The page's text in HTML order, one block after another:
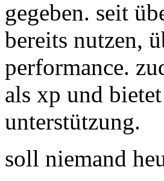
gegeben. seit
bereits nutzen,
performance.
als xp und
unterstützung.
soll niemand